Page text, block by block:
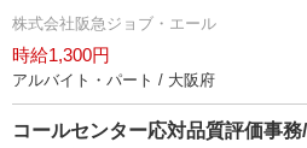
株式会社阪急ジョブ・エール
時給1,300円
アルバイト・パート / 大阪府
コールセンター応対品質評価事